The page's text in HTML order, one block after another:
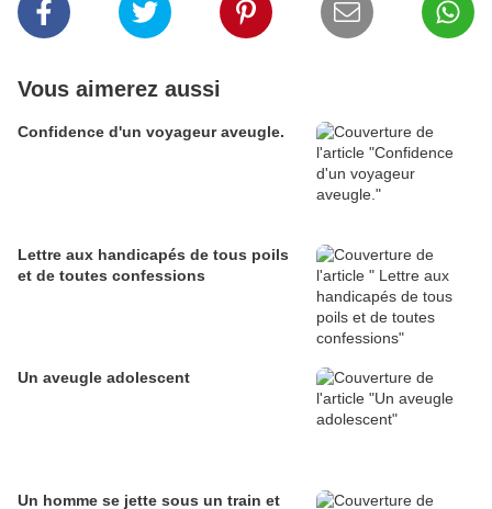
Vous aimerez aussi
Confidence d'un voyageur aveugle.
Lettre aux handicapés de tous poils
et de toutes confessions
Un aveugle adolescent
Un homme se jette sous un train et